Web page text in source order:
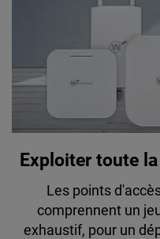
Exploiter toute
Les points
comprennent un
exhaustif, pour un